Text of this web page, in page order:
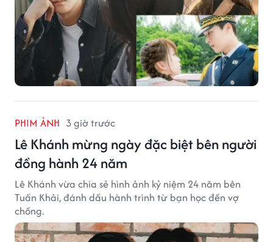
PHIM ẢNH 3 giờ trước
Lê Khánh mừng ngày đặc biệt bên người
đồng hành 24 năm
Lê Khánh vừa chia sẻ hình ảnh kỷ niệm 24 năm bên
Tuấn Khải, đánh dấu hành trình từ bạn học đến vợ
chồng.